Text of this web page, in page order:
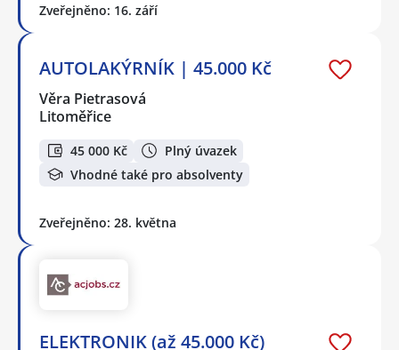
Zveřejněno: 16. září
AUTOLAKÝRNÍK | 45.000 Kč
Věra Pietrasová
Litoměřice
45 000 Kč
Plný úvazek
Vhodné také pro absolventy
Zveřejněno: 28. května
ELEKTRONIK (až 45.000 Kč)